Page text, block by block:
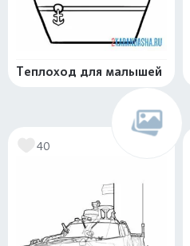
Теплоход для малышей
40